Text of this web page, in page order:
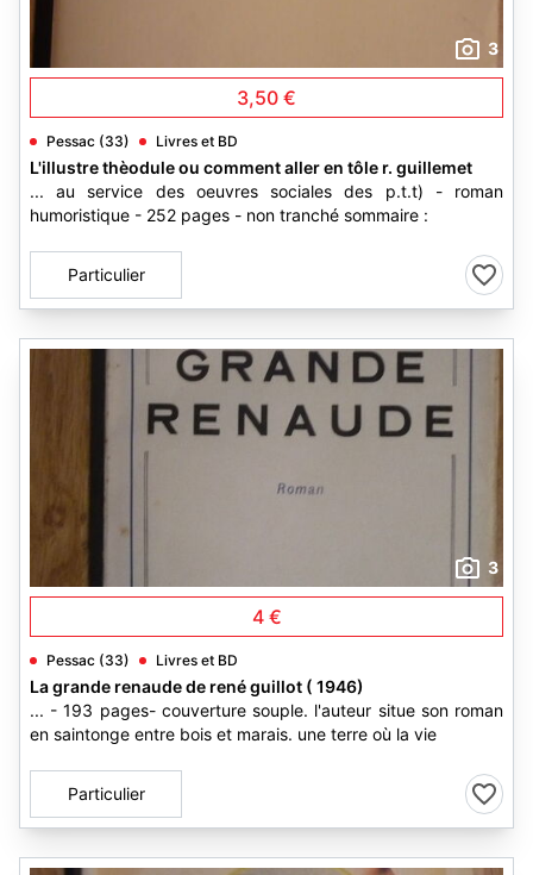
3
3,50 €
Pessac (33) Livres et BD
L'illustre thèodule ou comment aller en tôle r. guillemet
... au service des oeuvres sociales des p.t.t) - roman
humoristique - 252 pages - non tranché sommaire :
Particulier
3
4 €
Pessac (33) Livres et BD
La grande renaude de rené guillot ( 1946)
... - 193 pages- couverture souple. l'auteur situe son roman
en saintonge entre bois et marais. une terre où la vie
Particulier